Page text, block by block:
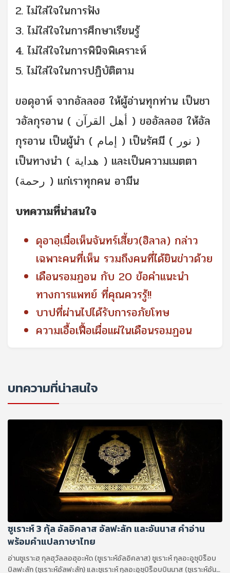
2. ไม่ใส่ใจในการฟัง
3. ไม่ใส่ใจในการศึกษาเรียนรู้
4. ไม่ใส่ใจในการพินิจพิเคราะห์
5. ไม่ใส่ใจในการปฏิบัติตาม
ขอดุอาห์ จากอัลลอฮ ให้ผู้อ่านทุกท่าน เป็นชา
วอัลกุรอาน ( أهل القرآن ) ขออัลลอฮ ให้อัล
กุรอาน เป็นผู้นำ ( إمام ) เป็นรัศมี ( نور )
เป็นทางนำ ( هداية ) และเป็นความเมตตา
(رحمة ) แก่เราทุกคน อามีน
บทความที่น่าสนใจ
ดุอาอฺเมื่อเห็นจันทร์เสี้ยว(ฮิลาล) กล่าว
เฉพาะคนที่เห็น รวมถึงคนที่ได้ยินข่าวด้วย
เดือนรอมฏอน กับ 20 ข้อคำแนะนำ
ทางการแพทย์ ที่คุณควรรู้!!
บาปที่ผ่านไปได้รับการอภัยโทษ
ความเอื้อเฟื้อเผื่อแผ่ในเดือนรอมฏอน
บทความที่น่าสนใจ
ซูเราะห์ 3 กุ้ล อัลอิคลาส อัลฟะลัก และอันนาส คำอ่าน
พร้อมคำแปลภาษาไทย
อ่านซูเราะฮฺ กุลฮุวัลลอฮุอะหัด (ซูเราะห์อัลอิคลาส) ซูเราะห์ กุลอะอูซุบิร็อบ
บิลฟะลัก (ซูเราะห์อัลฟะลัก) และซูเราะห์ กุลอะอูซุบิร็อบบินนาส (ซูเราะห์อัน